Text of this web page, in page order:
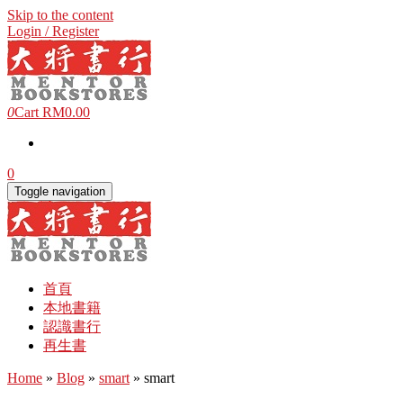
Skip to the content
Login / Register
0Cart RM0.00
0
Toggle navigation
首頁
本地書籍
認識書行
再生書
Home » Blog » smart » smart